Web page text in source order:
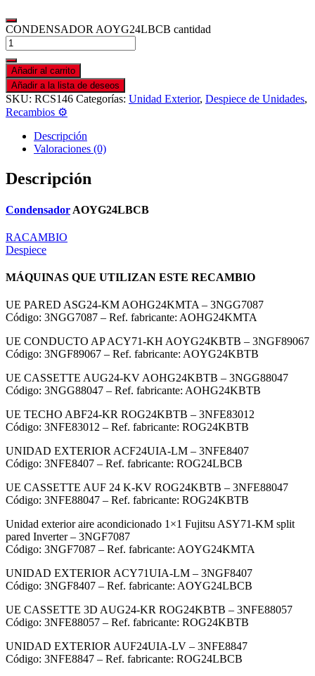
CONDENSADOR AOYG24LBCB cantidad
Añadir al carrito
Añadir a la lista de deseos
SKU: RCS146 Categorías: Unidad Exterior, Despiece de Unidades,
Recambios ⚙️
Descripción
Valoraciones (0)
Descripción
Condensador AOYG24LBCB
RACAMBIO
Despiece
MÁQUINAS QUE UTILIZAN ESTE RECAMBIO
UE PARED ASG24-KM AOHG24KMTA – 3NGG7087
Código: 3NGG7087 – Ref. fabricante: AOHG24KMTA
UE CONDUCTO AP ACY71-KH AOYG24KBTB – 3NGF89067
Código: 3NGF89067 – Ref. fabricante: AOYG24KBTB
UE CASSETTE AUG24-KV AOHG24KBTB – 3NGG88047
Código: 3NGG88047 – Ref. fabricante: AOHG24KBTB
UE TECHO ABF24-KR ROG24KBTB – 3NFE83012
Código: 3NFE83012 – Ref. fabricante: ROG24KBTB
UNIDAD EXTERIOR ACF24UIA-LM – 3NFE8407
Código: 3NFE8407 – Ref. fabricante: ROG24LBCB
UE CASSETTE AUF 24 K-KV ROG24KBTB – 3NFE88047
Código: 3NFE88047 – Ref. fabricante: ROG24KBTB
Unidad exterior aire acondicionado 1×1 Fujitsu ASY71-KM split
pared Inverter – 3NGF7087
Código: 3NGF7087 – Ref. fabricante: AOYG24KMTA
UNIDAD EXTERIOR ACY71UIA-LM – 3NGF8407
Código: 3NGF8407 – Ref. fabricante: AOYG24LBCB
UE CASSETTE 3D AUG24-KR ROG24KBTB – 3NFE88057
Código: 3NFE88057 – Ref. fabricante: ROG24KBTB
UNIDAD EXTERIOR AUF24UIA-LV – 3NFE8847
Código: 3NFE8847 – Ref. fabricante: ROG24LBCB